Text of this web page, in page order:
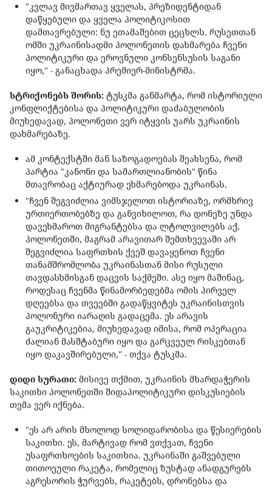
"კვლავ მივმართავ ყველას, პრეზიდენტიდან
დაწყებული და ყველა პოლიტიკოსით
დამთავრებული: ნუ ეთამაშებით ცეცხლს. რუსეთთან
ომში უკრაინისადმი პოლონეთის დახმარება ჩვენი
პოლიტიკური და ეროვნული კონსენსუსის საგანი
იყო," - განაცხადა პრემიერ-მინისტრმა.
სტრიქონებს შორის: ტუსკმა განმარტა, რომ ისტორიული
კონფლიქტებისა და პოლიტიკური დაძაბულობის
მიუხედავად, პოლონეთი ვერ იტყვის უარს უკრაინის
დახმარებაზე.
ამ კონტექსტში მან საზოგადოებას შეახსენა, რომ
პარტია "კანონი და სამართლიანობის" წინა
მთავრობაც აქტიურად ეხმარებოდა უკრაინას.
"ჩვენ შეგვიძლია ვიმსჯელოთ ისტორიაზე, ორმხრივ
ურთიერთობებზე და განვიხილოთ, რა დონეზე უნდა
დავეხმაროთ მიგრანტებსა და ლტოლვილებს აქ,
პოლონეთში, მაგრამ არავითარ შემთხვევაში არ
შეგვიძლია საფრთხის ქვეშ დავაყენოთ ჩვენი
თანამშრომლობა უკრაინასთან მისი რუსული
თავდასხმისგან დაცვის საქმეში. ასე იყო მაშინაც,
როდესაც ჩვენმა წინამორბედებმა ომის პირველ
დღეებსა და თვეებში გადაწყვიტეს უკრაინისთვის
პოლონური იარაღის გადაცემა. ეს არავის
გაუკრიტიკებია, მიუხედავად იმისა, რომ ოპერაცია
ძალიან მასშტაბური იყო და გარკვეულ რისკებთან
იყო დაკავშირებული," - თქვა ტუსკმა.
დიდი სურათი: მისივე თქმით, უკრაინის მხარდაჭერის
საკითხი პოლონეთში შიდაპოლიტიკური დისკუსიების
თემა ვერ იქნება.
"ეს არ არის მხოლოდ სოლიდარობისა და წესიერების
საკითხი. ეს, მარტივად რომ ვთქვათ, ჩვენი
უსაფრთხოების საკითხია. უკრაინაში გაშვებული
თითოეული რაკეტა, რომელიც ზუსტად ანადგურებს
აგრესორის ჭურვებს, რაკეტებს, დრონებსა და